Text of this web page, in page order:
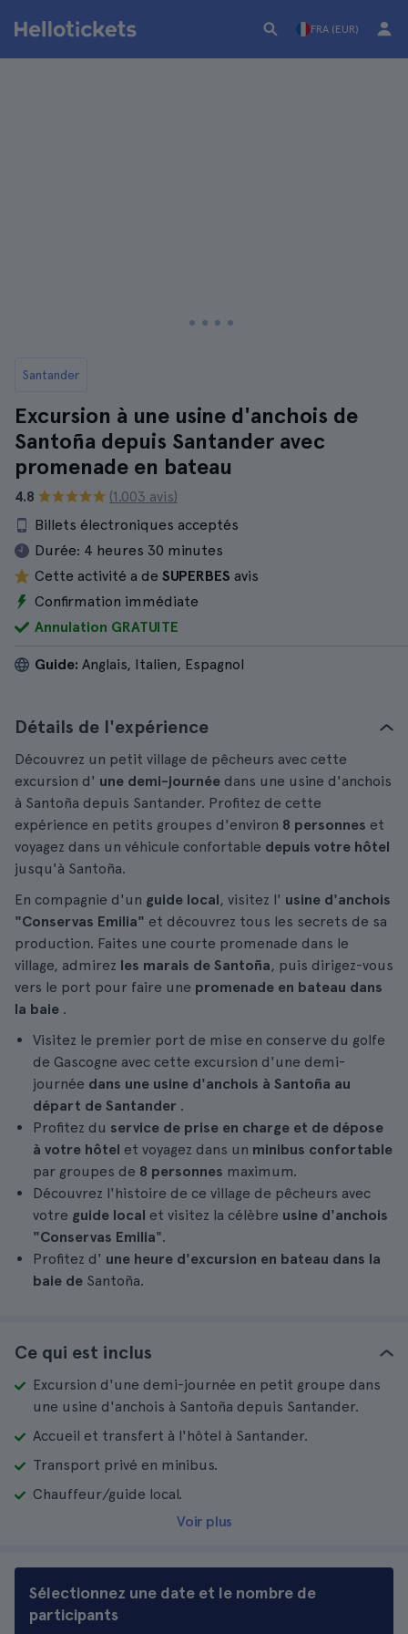
FRA (EUR)
Santander
Excursion à une usine d'anchois de
Santoña depuis Santander avec
promenade en bateau
4.8
(1.003 avis)
Billets électroniques acceptés
Durée: 4 heures 30 minutes
Cette activité a de SUPERBES avis
Confirmation immédiate
Annulation GRATUITE
Guide: Anglais, Italien, Espagnol
Détails de l'expérience
Découvrez un petit village de pêcheurs avec cette
excursion d' une demi-journée dans une usine d'anchois
à Santoña depuis Santander. Profitez de cette
expérience en petits groupes d'environ 8 personnes et
voyagez dans un véhicule confortable depuis votre hôtel
jusqu'à Santoña.
En compagnie d'un guide local, visitez l' usine d'anchois
"Conservas Emilia" et découvrez tous les secrets de sa
production. Faites une courte promenade dans le
village, admirez les marais de Santoña, puis dirigez-vous
vers le port pour faire une promenade en bateau dans
la baie .
Visitez le premier port de mise en conserve du golfe
de Gascogne avec cette excursion d'une demi-
journée dans une usine d'anchois à Santoña au
départ de Santander .
Profitez du service de prise en charge et de dépose
à votre hôtel et voyagez dans un minibus confortable
par groupes de 8 personnes maximum.
Découvrez l'histoire de ce village de pêcheurs avec
votre guide local et visitez la célèbre usine d'anchois
"Conservas Emilia".
Profitez d' une heure d'excursion en bateau dans la
baie de Santoña.
Ce qui est inclus
Excursion d'une demi-journée en petit groupe dans
une usine d'anchois à Santoña depuis Santander.
Accueil et transfert à l'hôtel à Santander.
Transport privé en minibus.
Chauffeur/guide local.
Voir plus
Sélectionnez une date et le nombre de
participants